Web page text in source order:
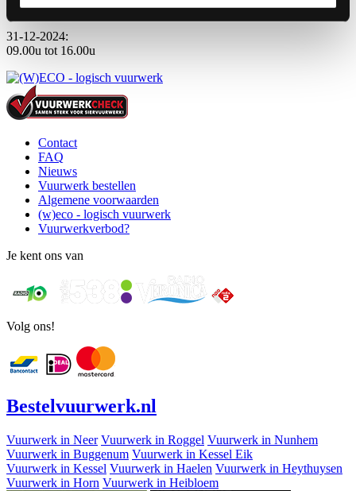
09.00u tot 18.00u
31-12-2024:
09.00u tot 16.00u
Contact
FAQ
Nieuws
Vuurwerk bestellen
Algemene voorwaarden
(w)eco - logisch vuurwerk
Vuurwerkverbod?
Je kent ons van
Volg ons!
Bestelvuurwerk.nl
Vuurwerk in Neer Vuurwerk in Roggel Vuurwerk in Nunhem
Vuurwerk in Buggenum Vuurwerk in Kessel Eik
Vuurwerk in Kessel Vuurwerk in Haelen Vuurwerk in Heythuysen
Vuurwerk in Horn Vuurwerk in Heibloem